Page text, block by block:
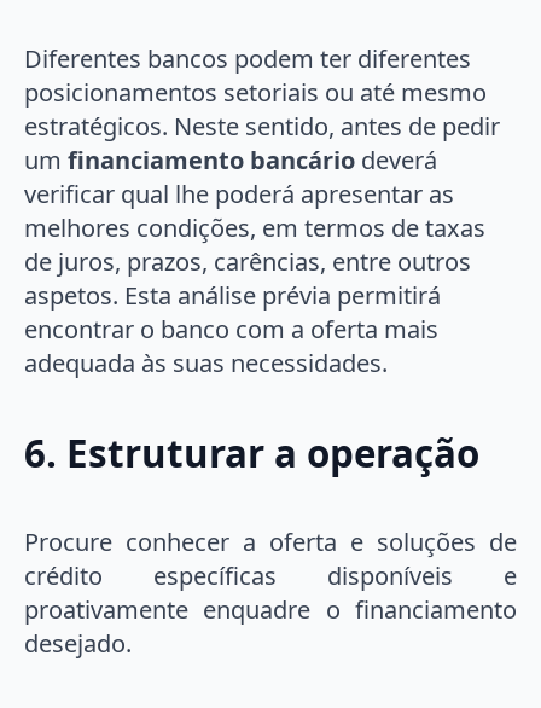
Diferentes bancos podem ter diferentes
posicionamentos setoriais ou até mesmo
estratégicos. Neste sentido, antes de pedir
um financiamento bancário deverá
verificar qual lhe poderá apresentar as
melhores condições, em termos de taxas
de juros, prazos, carências, entre outros
aspetos. Esta análise prévia permitirá
encontrar o banco com a oferta mais
adequada às suas necessidades.
6. Estruturar a operação
Procure conhecer a oferta e soluções de
crédito específicas disponíveis e
proativamente enquadre o financiamento
desejado.